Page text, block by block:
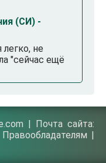
(СИ) -
не
"сейчас ещё
| Почта сайта:
Правообладателям |